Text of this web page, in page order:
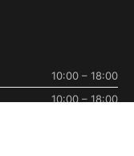
10:00 – 18:00
10:00 – 18:00